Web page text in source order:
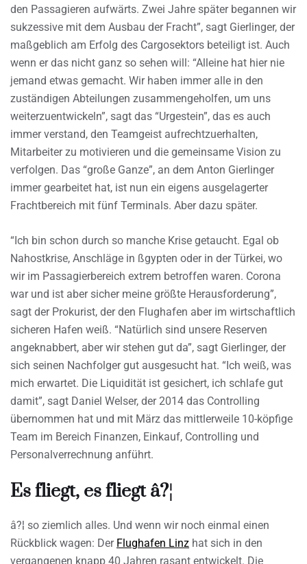
den Passagieren aufwärts. Zwei Jahre später begannen wir
sukzessive mit dem Ausbau der Fracht”, sagt Gierlinger, der
maßgeblich am Erfolg des Cargosektors beteiligt ist. Auch
wenn er das nicht ganz so sehen will: “Alleine hat hier nie
jemand etwas gemacht. Wir haben immer alle in den
zuständigen Abteilungen zusammengeholfen, um uns
weiterzuentwickeln”, sagt das “Urgestein”, das es auch
immer verstand, den Teamgeist aufrechtzuerhalten,
Mitarbeiter zu motivieren und die gemeinsame Vision zu
verfolgen. Das “große Ganze”, an dem Anton Gierlinger
immer gearbeitet hat, ist nun ein eigens ausgelagerter
Frachtbereich mit fünf Terminals. Aber dazu später.
“Ich bin schon durch so manche Krise getaucht. Egal ob
Nahostkrise, Anschläge in ßgypten oder in der Türkei, wo
wir im Passagierbereich extrem betroffen waren. Corona
war und ist aber sicher meine größte Herausforderung”,
sagt der Prokurist, der den Flughafen aber im wirtschaftlich
sicheren Hafen weiß. “Natürlich sind unsere Reserven
angeknabbert, aber wir stehen gut da”, sagt Gierlinger, der
sich seinen Nachfolger gut ausgesucht hat. “Ich weiß, was
mich erwartet. Die Liquidität ist gesichert, ich schlafe gut
damit”, sagt Daniel Welser, der 2014 das Controlling
übernommen hat und mit März das mittlerweile 10-köpfige
Team im Bereich Finanzen, Einkauf, Controlling und
Personalverrechnung anführt.
Es fliegt, es fliegt â?¦
â?¦ so ziemlich alles. Und wenn wir noch einmal einen
Rückblick wagen: Der Flughafen Linz hat sich in den
vergangenen knapp 40 Jahren rasant entwickelt. Die